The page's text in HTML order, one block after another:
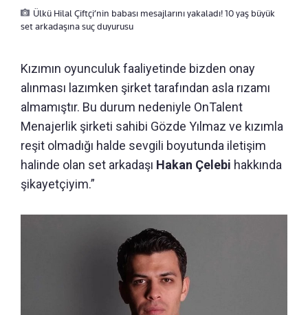
Ülkü Hilal Çiftçi’nin babası mesajlarını yakaladı! 10 yaş büyük
set arkadaşına suç duyurusu
Kızımın oyunculuk faaliyetinde bizden onay
alınması lazımken şirket tarafından asla rızamı
almamıştır. Bu durum nedeniyle OnTalent
Menajerlik şirketi sahibi Gözde Yılmaz ve kızımla
reşit olmadığı halde sevgili boyutunda iletişim
halinde olan set arkadaşı Hakan Çelebi hakkında
şikayetçiyim.”